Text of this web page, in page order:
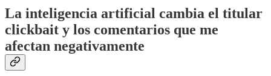
La inteligencia artificial cambia el titular
clickbait y los comentarios que me
afectan negativamente